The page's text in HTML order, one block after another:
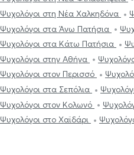
Ψυχολόγοι στη Νέα Χαλκηδόνα
Ψυχολόγοι στα Άνω Πατήσια
Ψυχολόγοι στα Κάτω Πατήσια
Ψυχολόγοι στην Αθήνα
Ψυχολόγοι στον Περισσό
Ψυχολόγοι στα Σεπόλια
Ψυχολόγοι στον Κολωνό
Ψυχολόγοι στο Χαϊδάρι